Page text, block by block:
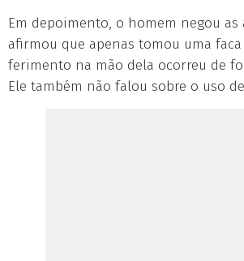
Em depoimento, o homem negou as
afirmou que apenas tomou uma
ferimento na mão dela ocorreu de
Ele também não falou sobre o uso